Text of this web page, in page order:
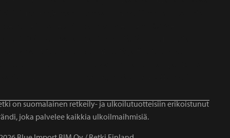
on suomalainen retkeily- ja ulkoilutuotteisiin erikoistunut
joka palvelee kaikkia ulkoilmaihmisiä.